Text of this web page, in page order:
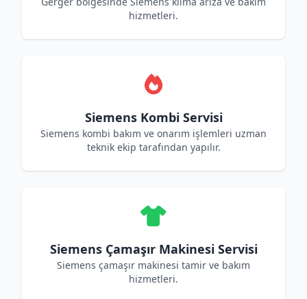
hizmetleri.
Siemens Kombi Servisi
Siemens kombi bakım ve onarım işlemleri uzman
teknik ekip tarafından yapılır.
Siemens Çamaşır Makinesi Servisi
Siemens çamaşır makinesi tamir ve bakım
hizmetleri.